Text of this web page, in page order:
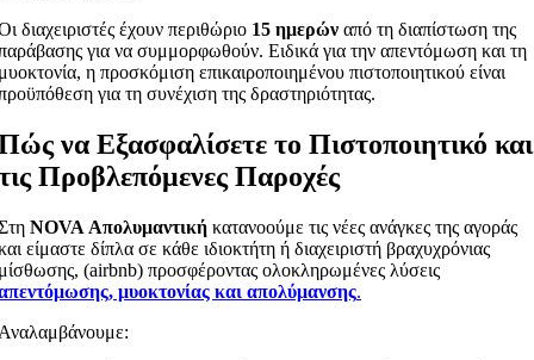
διαχειριστές έχουν περιθώριο 15 ημερών από τη διαπίστωση της
για να συμμορφωθούν. Ειδικά για την απεντόμωση και τη
η προσκόμιση επικαιροποιημένου πιστοποιητικού είναι
για τη συνέχιση της δραστηριότητας.
να Εξασφαλίσετε το Πιστοποιητικό και
Προβλεπόμενες Παροχές
NOVA Απολυμαντική κατανοούμε τις νέες ανάγκες της αγοράς
είμαστε δίπλα σε κάθε ιδιοκτήτη ή διαχειριστή βραχυχρόνιας
(airbnb) προσφέροντας ολοκληρωμένες λύσεις
μυοκτονίας και απολύμανσης.